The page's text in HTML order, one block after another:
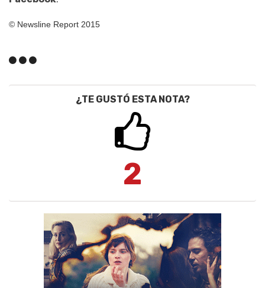
© Newsline Report 2015
¿TE GUSTÓ ESTA NOTA?
2